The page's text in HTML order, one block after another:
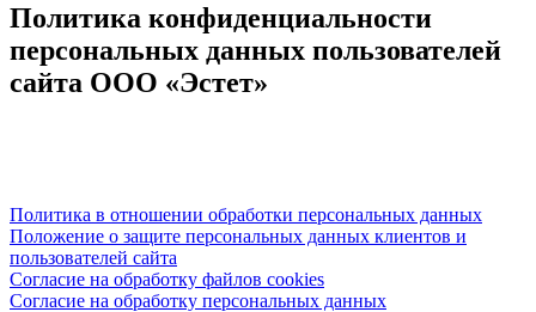
Политика конфиденциальности
персональных данных пользователей
сайта ООО «Эстет»
Политика в отношении обработки персональных данных
Положение о защите персональных данных клиентов и
пользователей сайта
Согласие на обработку файлов cookies
Согласие на обработку персональных данных